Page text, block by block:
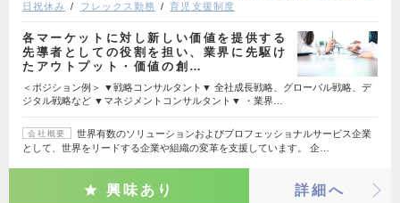
日祝休み
フレックス勤務 育児支援制度
各マーケットに対し新しい価値を提供する
先導者としての役割を担い、業界に先駆け
たアウトプット・価値の創…
＜ポジション例＞ ▼戦略コンサルタント▼ 全社成長戦略、グローバル戦略、デ
ジタル戦略など ▼マネジメントコンサルタント▼ ・業界…
会社概要
世界有数のソリューションおよびプロフェッショナルサービス企業
として、世界をリードする企業や組織の変革を支援しています。 企…
興味あり 詳細へ